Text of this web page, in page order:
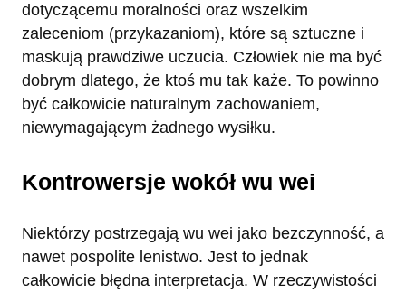
dotyczącemu moralności oraz wszelkim
zaleceniom (przykazaniom), które są sztuczne i
maskują prawdziwe uczucia. Człowiek nie ma być
dobrym dlatego, że ktoś mu tak każe. To powinno
być całkowicie naturalnym zachowaniem,
niewymagającym żadnego wysiłku.
Kontrowersje wokół wu wei
Niektórzy postrzegają wu wei jako bezczynność, a
nawet pospolite lenistwo. Jest to jednak
całkowicie błędna interpretacja. W rzeczywistości